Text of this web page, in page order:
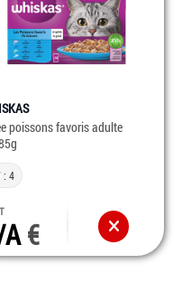
poissons favoris adulte
: 4